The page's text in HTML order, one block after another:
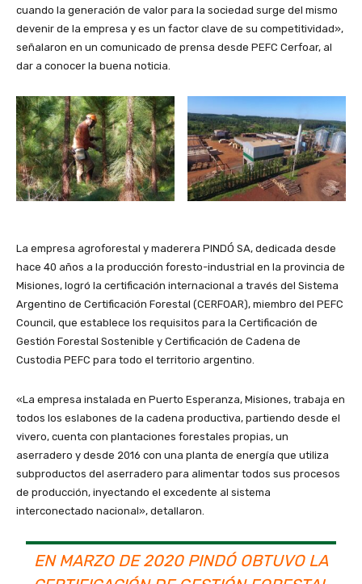
cuando la generación de valor para la sociedad surge del mismo
devenir de la empresa y es un factor clave de su competitividad»,
señalaron en un comunicado de prensa desde PEFC Cerfoar, al
dar a conocer la buena noticia.
La empresa agroforestal y maderera PINDÓ SA, dedicada desde
hace 40 años a la producción foresto-industrial en la provincia de
Misiones, logró la certificación internacional a través del Sistema
Argentino de Certificación Forestal (CERFOAR), miembro del PEFC
Council, que establece los requisitos para la Certificación de
Gestión Forestal Sostenible y Certificación de Cadena de
Custodia PEFC para todo el territorio argentino.
«La empresa instalada en Puerto Esperanza, Misiones, trabaja en
todos los eslabones de la cadena productiva, partiendo desde el
vivero, cuenta con plantaciones forestales propias, un
aserradero y desde 2016 con una planta de energía que utiliza
subproductos del aserradero para alimentar todos sus procesos
de producción, inyectando el excedente al sistema
interconectado nacional», detallaron.
EN MARZO DE 2020 PINDÓ OBTUVO LA